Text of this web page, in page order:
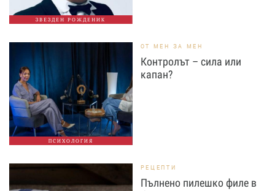
ЗВЕЗДЕН РОЖДЕНИК
ПСИХОЛОГИЯ
ОТ МЕН ЗА МЕН
Контролът – сила или
капан?
РЕЦЕПТИ
Пълнено пилешко филе в